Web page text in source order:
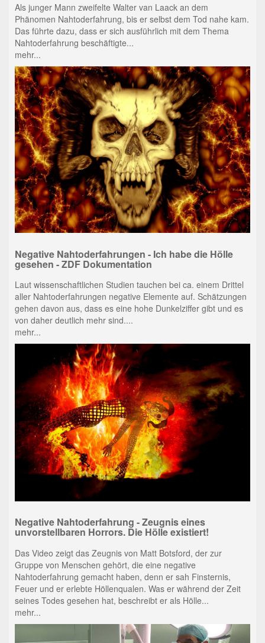
Als junger Mann zweifelte Walter van Laack an dem
Phänomen Nahtoderfahrung, bis er selbst dem Tod nahe kam.
Das führte dazu, dass er sich ausführlich mit dem Thema
Nahtoderfahrung beschäftigte...
mehr...
Negative Nahtoderfahrungen - Ich habe die Hölle
gesehen - ZDF Dokumentation
Laut wissenschaftlichen Studien tauchen bei ca. einem Drittel
aller Nahtoderfahrungen negative Elemente auf. Schätzungen
gehen davon aus, dass es eine hohe Dunkelziffer gibt und es
von daher deutlich mehr sind....
mehr...
Negative Nahtoderfahrung - Zeugnis eines
unvorstellbaren Horrors. Die Hölle existiert!
Das Video zeigt das Zeugnis von Matt Botsford, der zur
Gruppe von Menschen gehört, die eine negative
Nahtoderfahrung gemacht haben, denn er sah Finsternis,
Feuer und er erlebte Höllenqualen. Was er während der Zeit
seines Todes gesehen hat, beschreibt er als Hölle...
mehr...